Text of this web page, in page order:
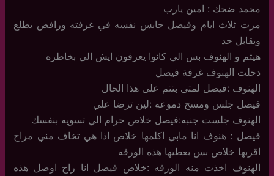
محمد ضحك : امين يارب
مرت ثلاث ايام وفيصل حابس نفسه في غرفته ورافض يطلع
ويقابل حد
هيثم و الهنوف بس الي كانوا يعرفون ايش الي بخاطره
دخلت الهنوف غرفة فيصل
الهنوف :فيصل لمتى بتتم على هذا الحال
فيصل جلس ومسح دموعه :لين ترضا علي
الهنوف جلست جنبه:فيصل خلاص حرام الي تسويه بنفسك
فيصل : هنوف انا مابي اكلمها خلاص اذا هي تخاف مني مراح
اقربها خلاص بس بعطيها هذه الورقه
الهنوف اخذت منه الورقه :خلاص فيصل انا راح اوصل هذه